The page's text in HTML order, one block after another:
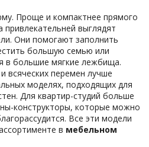
Проще и компактнее прямого
привлекательней выглядят
Они помогают заполнить
большую семью или
в большие мягкие лежбища.
всяческих перемен лучше
моделях, подходящих для
Для квартир-студий больше
конструкторы, которые можно
Все эти модели
в мебельном